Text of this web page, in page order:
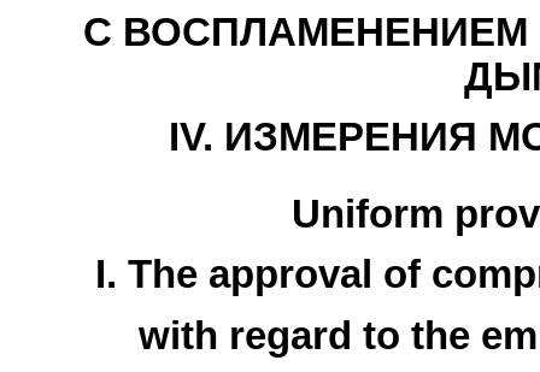
С
IV. ИЗМЕРЕНИЯ
Uniform
I. The approval of
with regard to the